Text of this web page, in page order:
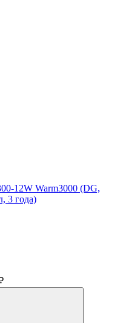
12W Warm3000 (DG,
3 года)